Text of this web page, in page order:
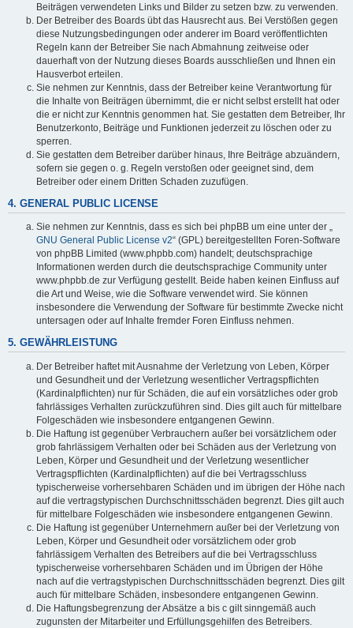
Beiträgen verwendeten Links und Bilder zu setzen bzw. zu verwenden.
Der Betreiber des Boards übt das Hausrecht aus. Bei Verstößen gegen
diese Nutzungsbedingungen oder anderer im Board veröffentlichten
Regeln kann der Betreiber Sie nach Abmahnung zeitweise oder
dauerhaft von der Nutzung dieses Boards ausschließen und Ihnen ein
Hausverbot erteilen.
Sie nehmen zur Kenntnis, dass der Betreiber keine Verantwortung für
die Inhalte von Beiträgen übernimmt, die er nicht selbst erstellt hat oder
die er nicht zur Kenntnis genommen hat. Sie gestatten dem Betreiber, Ihr
Benutzerkonto, Beiträge und Funktionen jederzeit zu löschen oder zu
sperren.
Sie gestatten dem Betreiber darüber hinaus, Ihre Beiträge abzuändern,
sofern sie gegen o. g. Regeln verstoßen oder geeignet sind, dem
Betreiber oder einem Dritten Schaden zuzufügen.
4. GENERAL PUBLIC LICENSE
Sie nehmen zur Kenntnis, dass es sich bei phpBB um eine unter der „
GNU General Public License v2“ (GPL) bereitgestellten Foren-Software
von phpBB Limited (www.phpbb.com) handelt; deutschsprachige
Informationen werden durch die deutschsprachige Community unter
www.phpbb.de zur Verfügung gestellt. Beide haben keinen Einfluss auf
die Art und Weise, wie die Software verwendet wird. Sie können
insbesondere die Verwendung der Software für bestimmte Zwecke nicht
untersagen oder auf Inhalte fremder Foren Einfluss nehmen.
5. GEWÄHRLEISTUNG
Der Betreiber haftet mit Ausnahme der Verletzung von Leben, Körper
und Gesundheit und der Verletzung wesentlicher Vertragspflichten
(Kardinalpflichten) nur für Schäden, die auf ein vorsätzliches oder grob
fahrlässiges Verhalten zurückzuführen sind. Dies gilt auch für mittelbare
Folgeschäden wie insbesondere entgangenen Gewinn.
Die Haftung ist gegenüber Verbrauchern außer bei vorsätzlichem oder
grob fahrlässigem Verhalten oder bei Schäden aus der Verletzung von
Leben, Körper und Gesundheit und der Verletzung wesentlicher
Vertragspflichten (Kardinalpflichten) auf die bei Vertragsschluss
typischerweise vorhersehbaren Schäden und im übrigen der Höhe nach
auf die vertragstypischen Durchschnittsschäden begrenzt. Dies gilt auch
für mittelbare Folgeschäden wie insbesondere entgangenen Gewinn.
Die Haftung ist gegenüber Unternehmern außer bei der Verletzung von
Leben, Körper und Gesundheit oder vorsätzlichem oder grob
fahrlässigem Verhalten des Betreibers auf die bei Vertragsschluss
typischerweise vorhersehbaren Schäden und im Übrigen der Höhe
nach auf die vertragstypischen Durchschnittsschäden begrenzt. Dies gilt
auch für mittelbare Schäden, insbesondere entgangenen Gewinn.
Die Haftungsbegrenzung der Absätze a bis c gilt sinngemäß auch
zugunsten der Mitarbeiter und Erfüllungsgehilfen des Betreibers.